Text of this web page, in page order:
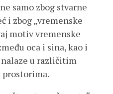
samo zbog stvarne
i zbog „vremenske
motiv vremenske
oca i sina, kao i
u različitim